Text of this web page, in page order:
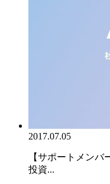
2017.07.05
【サポートメン
投資...